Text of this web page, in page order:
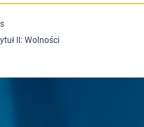
II: Wolności